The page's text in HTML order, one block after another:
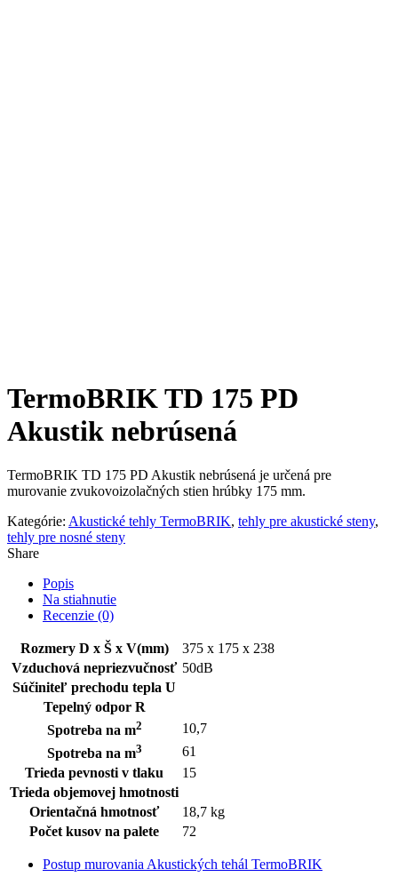
TermoBRIK TD 175 PD
Akustik nebrúsená
TermoBRIK TD 175 PD Akustik nebrúsená je určená pre
murovanie zvukovoizolačných stien hrúbky 175 mm.
Kategórie: Akustické tehly TermoBRIK, tehly pre akustické steny,
tehly pre nosné steny
Share
Popis
Na stiahnutie
Recenzie (0)
Rozmery D x Š x V(mm)
375 x 175 x 238
Vzduchová nepriezvučnosť 50dB
Súčiniteľ prechodu tepla U
Tepelný odpor R
Spotreba na m2
10,7
Spotreba na m3
61
Trieda pevnosti v tlaku
15
Trieda objemovej hmotnosti
Orientačná hmotnosť
18,7 kg
Počet kusov na palete
72
Postup murovania Akustických tehál TermoBRIK